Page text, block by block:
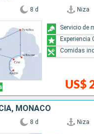
8 d Niza
US$
Servicio de
Experiencia
Comidas
MONACO
8 d Niza